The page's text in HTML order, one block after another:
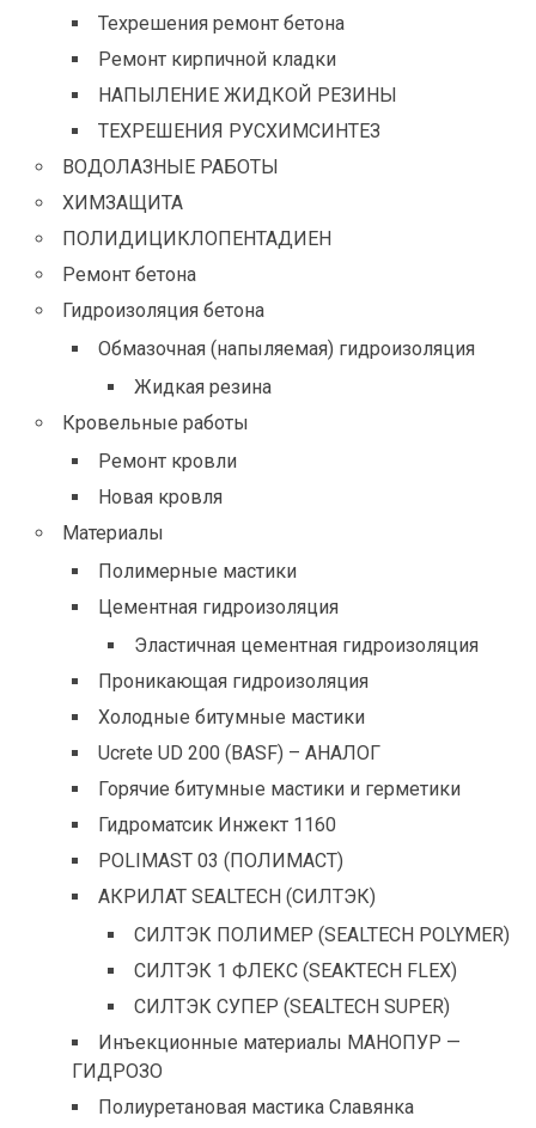
Техрешения ремонт бетона
Ремонт кирпичной кладки
НАПЫЛЕНИЕ ЖИДКОЙ РЕЗИНЫ
ТЕХРЕШЕНИЯ РУСХИМСИНТЕЗ
ВОДОЛАЗНЫЕ РАБОТЫ
ХИМЗАЩИТА
ПОЛИДИЦИКЛОПЕНТАДИЕН
Ремонт бетона
Гидроизоляция бетона
Обмазочная (напыляемая) гидроизоляция
Жидкая резина
Кровельные работы
Ремонт кровли
Новая кровля
Материалы
Полимерные мастики
Цементная гидроизоляция
Эластичная цементная гидроизоляция
Проникающая гидроизоляция
Холодные битумные мастики
Ucrete UD 200 (BASF) – АНАЛОГ
Горячие битумные мастики и герметики
Гидроматсик Инжект 1160
POLIMAST 03 (ПОЛИМАСТ)
АКРИЛАТ SEALTECH (СИЛТЭК)
СИЛТЭК ПОЛИМЕР (SEALTECH POLYMER)
СИЛТЭК 1 ФЛЕКС (SEAKTECH FLEX)
СИЛТЭК СУПЕР (SEALTECH SUPER)
Инъекционные материалы МАНОПУР —
ГИДРОЗО
Полиуретановая мастика Славянка